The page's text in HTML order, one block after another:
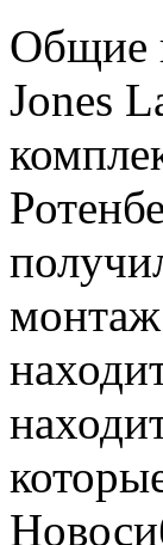
Общие
Jones
монтаж